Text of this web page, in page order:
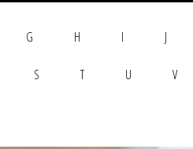
G H I J
S T U V